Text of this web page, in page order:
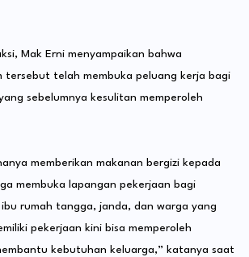
Mak Erni menyampaikan bahwa
tersebut telah membuka peluang kerja bagi
sebelumnya kesulitan memperoleh
memberikan makanan bergizi kepada
membuka lapangan pekerjaan bagi
rumah tangga, janda, dan warga yang
pekerjaan kini bisa memperoleh
kebutuhan keluarga,” katanya saat